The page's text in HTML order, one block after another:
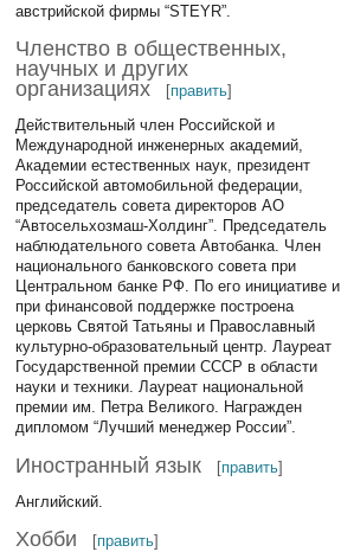
австрийской фирмы “STEYR”.
Членство в общественных,
научных и других
организациях
[править]
Действительный член Российской и
Международной инженерных академий,
Академии естественных наук, президент
Российской автомобильной федерации,
председатель совета директоров АО
“Автосельхозмаш-Холдинг”. Председатель
наблюдательного совета Автобанка. Член
национального банковского совета при
Центральном банке РФ. По его инициативе и
при финансовой поддержке построена
церковь Святой Татьяны и Православный
культурно-образовательный центр. Лауреат
Государственной премии СССР в области
науки и техники. Лауреат национальной
премии им. Петра Великого. Награжден
дипломом “Лучший менеджер России”.
Иностранный язык [править]
Английский.
Хобби [править]